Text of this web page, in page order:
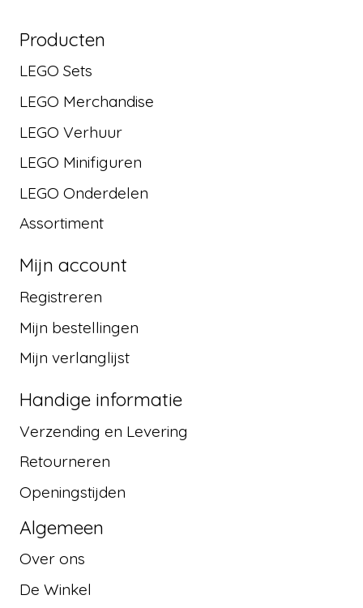
Producten
LEGO Sets
LEGO Merchandise
LEGO Verhuur
LEGO Minifiguren
LEGO Onderdelen
Assortiment
Mijn account
Registreren
Mijn bestellingen
Mijn verlanglijst
Handige informatie
Verzending en Levering
Retourneren
Openingstijden
Algemeen
Over ons
De Winkel